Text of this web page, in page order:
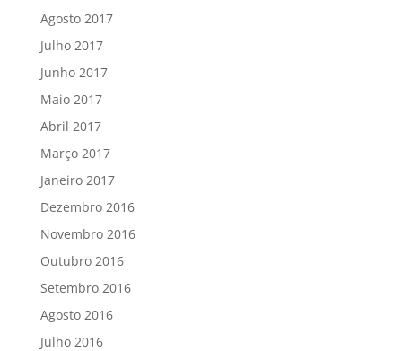
Agosto 2017
Julho 2017
Junho 2017
Maio 2017
Abril 2017
Março 2017
Janeiro 2017
Dezembro 2016
Novembro 2016
Outubro 2016
Setembro 2016
Agosto 2016
Julho 2016